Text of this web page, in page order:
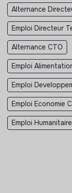
Alternance
Emploi Directeur
Alternance CTO
Emploi
Emploi
Emploi Economie
Emploi Humanitaire